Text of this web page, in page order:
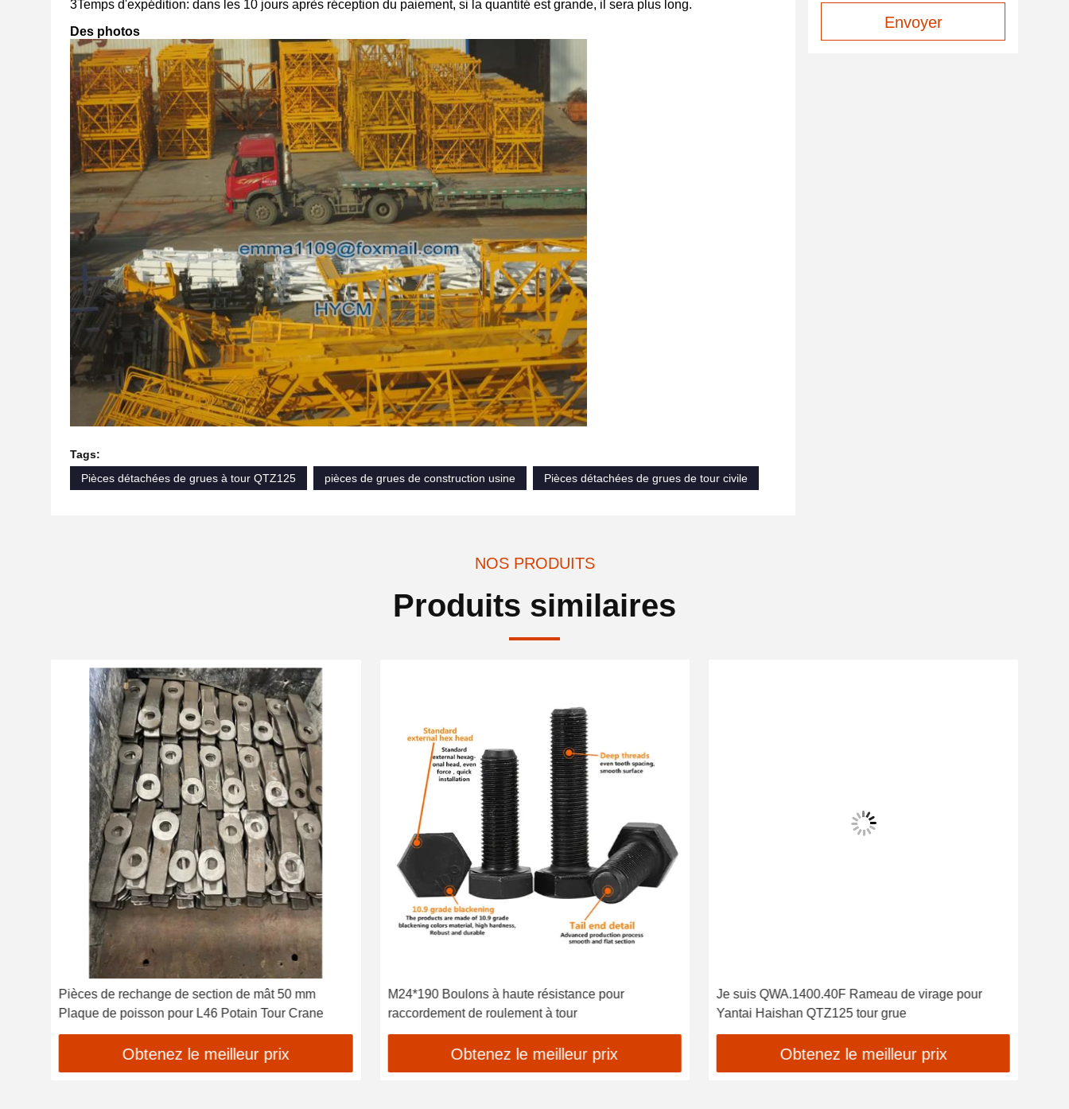
3Temps d'expédition: dans les 10 jours après réception du paiement, si la quantité est grande, il sera plus long.
Des photos
Tags:
Pièces détachées de grues à tour QTZ125
pièces de grues de construction usine Pièces détachées de grues de tour civile
Envoyer
NOS PRODUITS
Produits similaires
Pièces de rechange de section de mât 50 mm
Plaque de poisson pour L46 Potain Tour Crane
Obtenez le meilleur prix
M24*190 Boulons à haute résistance pour
raccordement de roulement à tour
Obtenez le meilleur prix
Je suis QWA.1400.40F Rameau de virage pour
Yantai Haishan QTZ125 tour grue
Obtenez le meilleur prix